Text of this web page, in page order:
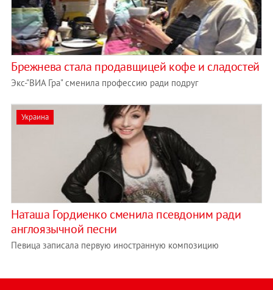
Брежнева стала продавщицей кофе и сладостей
Экс-"ВИА Гра" сменила профессию ради подруг
Украина
Наташа Гордиенко сменила псевдоним ради
англоязычной песни
Певица записала первую иностранную композицию